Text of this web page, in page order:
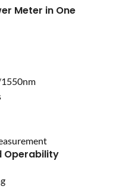
Meter in One
Operability